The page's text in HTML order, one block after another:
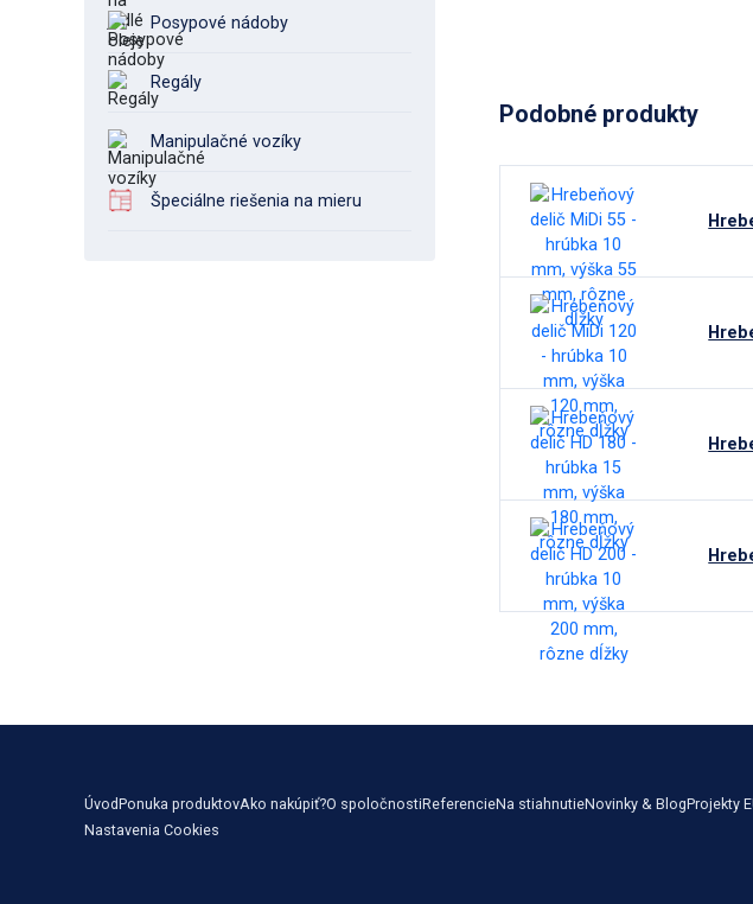
Posypové nádoby
Regály
Manipulačné vozíky
Špeciálne riešenia na mieru
Podobné produkty
ÚvodPonuka produktovAko nakúpiť?O spoločnostiReferencieNa stiahnutieNovinky & BlogProjekty
Nastavenia Cookies